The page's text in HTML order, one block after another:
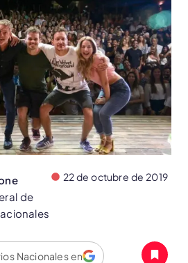
de
22 de octubre de 2019
Nacionales en